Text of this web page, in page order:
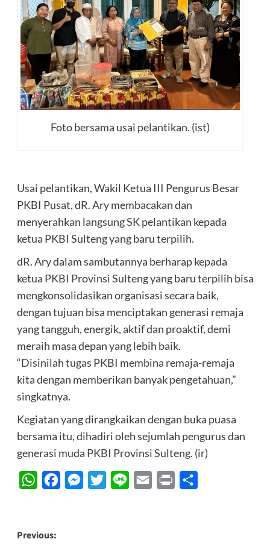
Foto bersama usai pelantikan. (ist)
Usai pelantikan, Wakil Ketua III Pengurus Besar
PKBI Pusat, dR. Ary membacakan dan
menyerahkan langsung SK pelantikan kepada
ketua PKBI Sulteng yang baru terpilih.
dR. Ary dalam sambutannya berharap kepada
ketua PKBI Provinsi Sulteng yang baru terpilih bisa
mengkonsolidasikan organisasi secara baik,
dengan tujuan bisa menciptakan generasi remaja
yang tangguh, energik, aktif dan proaktif, demi
meraih masa depan yang lebih baik.
“Disinilah tugas PKBI membina remaja-remaja
kita dengan memberikan banyak pengetahuan,”
singkatnya.
Kegiatan yang dirangkaikan dengan buka puasa
bersama itu, dihadiri oleh sejumlah pengurus dan
generasi muda PKBI Provinsi Sulteng. (ir)
WhatsAppFacebookMessenger
Twitter Line Email Print
Post
Previous: